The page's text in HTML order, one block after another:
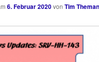
6. Februar 2020von Tim